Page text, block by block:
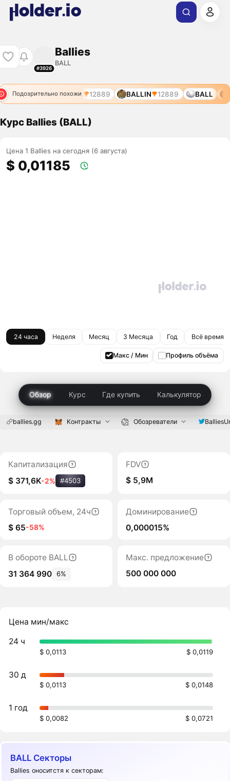
#3926
Ballies
BALL
Подозрительно похожи
11812 BALL 12889 BALLIN 12889 BALL
Курс Ballies (BALL)
Цена 1 Ballies на сегодня (6 августа)
$ 0,01185
24 часа Неделя Месяц 3 Месяца Год Всё время
Макс / Мин Профиль объёма
Обзор Курс Где купить Калькулятор
ballies.gg Контракты Обозреватели
Капитализация
$ 371,6K-2% #4503
FDV
$ 5,9M
Торговый объем, 24ч
$ 65-58%
Доминирование
0,000015%
В обороте BALL
31 364 990 6%
Макс. предложение
500 000 000
Цена мин/макс
24 ч
$ 0,0113 $ 0,0119
30 д
$ 0,0113 $ 0,0148
1 год
$ 0,0082 $ 0,0721
BALL Секторы
Ballies оноситстя к секторам: